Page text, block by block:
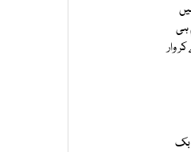
ہی
وار
فیس بک